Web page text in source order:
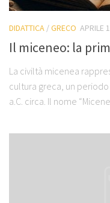
DIDATTICA /GRECO APRILE
Il miceneo: la
La civiltà micenea
cultura greca, un periodo
a.C. circa. Il nome